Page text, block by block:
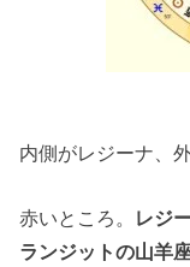
内側がレジーナ、
赤いところ。 レジ
ランジットの山羊